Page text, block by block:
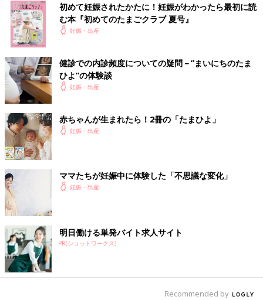
初めて妊娠されたかたに！妊娠がわかったら最初に読
む本『初めてのたまごクラブ 夏号』
妊娠・出産
健診での内診頻度についての疑問－”まいにちのたま
ひよ”の体験談
妊娠・出産
赤ちゃんが生まれたら！2冊の「たまひよ」
妊娠・出産
ママたちが妊娠中に体験した「不思議な変化」
妊娠・出産
明日働ける単発バイト求人サイト
PR(ショットワークス)
Recommended by